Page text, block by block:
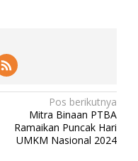
Pos berikutnya
Mitra Binaan PTBA
Ramaikan Puncak Hari
UMKM Nasional 2024